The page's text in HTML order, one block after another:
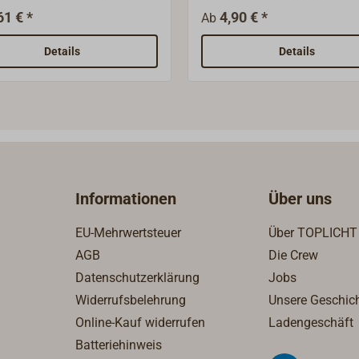
und säurefest, A4,
= AISI 316). Die
Gewindegröße in
die Nenngröße und
€ *
Details
AISI 316). Die angegebene
Gewindegröße in BSP ist die
Nenngröße und entspricht
dem Gewindedurchmesser.
Ab 4,90 € *
Details
Informationen
EU-Mehrwertsteuer
AGB
Datenschutzerklärung
Widerrufsbelehrung
Online-Kauf widerrufen
Batteriehinweis
Über uns
Über TOPLICHT
Die Crew
Jobs
Unsere
Ladengeschäft